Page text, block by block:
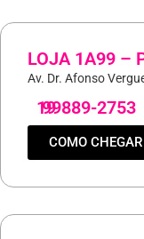
LOJA 1A99 –
Av. Dr. Afonso
19
99889-2753
COMO CHEGAR